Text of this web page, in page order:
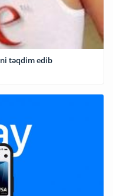
təqdim edib